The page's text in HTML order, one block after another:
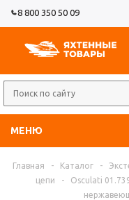
8 800 350 50 09
МЕНЮ
Главная - Каталог -
цепи
-
Osculati